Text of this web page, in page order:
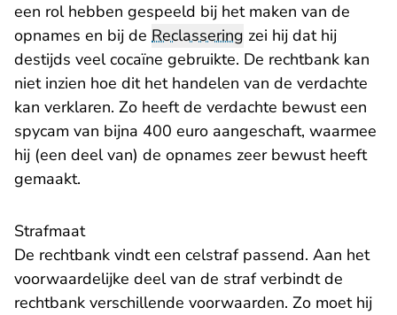
een rol hebben gespeeld bij het maken van de
opnames en bij de Reclassering zei hij dat hij
destijds veel cocaïne gebruikte. De rechtbank kan
niet inzien hoe dit het handelen van de verdachte
kan verklaren. Zo heeft de verdachte bewust een
spycam van bijna 400 euro aangeschaft, waarmee
hij (een deel van) de opnames zeer bewust heeft
gemaakt.
Strafmaat
De rechtbank vindt een celstraf passend. Aan het
voorwaardelijke deel van de straf verbindt de
rechtbank verschillende voorwaarden. Zo moet hij